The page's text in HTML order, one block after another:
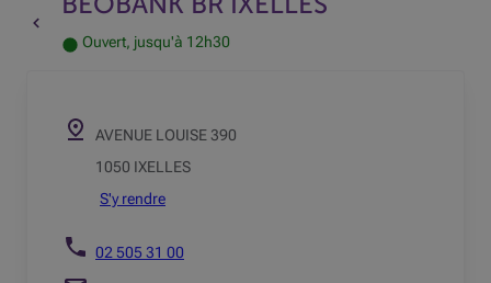
Retour vers la page précédente
Ouvert, jusqu'à 12h30
AVENUE LOUISE 390
1050 IXELLES
S'y rendre
02 505 31 00